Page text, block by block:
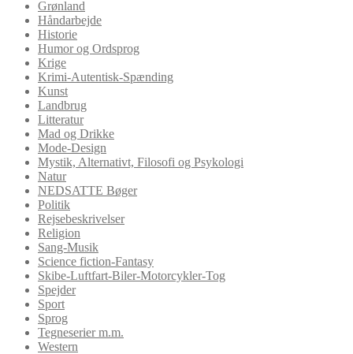
Grønland
Håndarbejde
Historie
Humor og Ordsprog
Krige
Krimi-Autentisk-Spænding
Kunst
Landbrug
Litteratur
Mad og Drikke
Mode-Design
Mystik, Alternativt, Filosofi og Psykologi
Natur
NEDSATTE Bøger
Politik
Rejsebeskrivelser
Religion
Sang-Musik
Science fiction-Fantasy
Skibe-Luftfart-Biler-Motorcykler-Tog
Spejder
Sport
Sprog
Tegneserier m.m.
Western